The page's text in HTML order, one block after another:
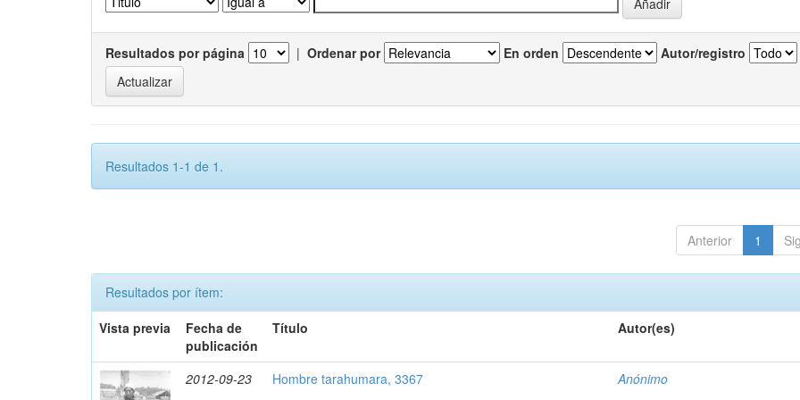
Resultados por página | Ordenar por En orden Autor/registro
Resultados 1-1 de 1.
Anterior 1
Resultados por ítem:
Vista previa
Fecha de
publicación
Título Autor(es)
2012-09-23 Hombre tarahumara, 3367 Anónimo